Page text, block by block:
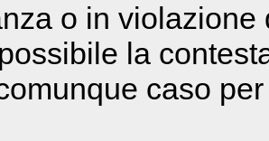
o in
la
caso